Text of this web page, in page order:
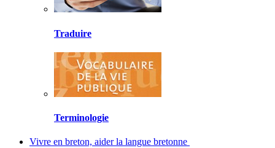
Traduire
Terminologie
Vivre en breton, aider la langue bretonne